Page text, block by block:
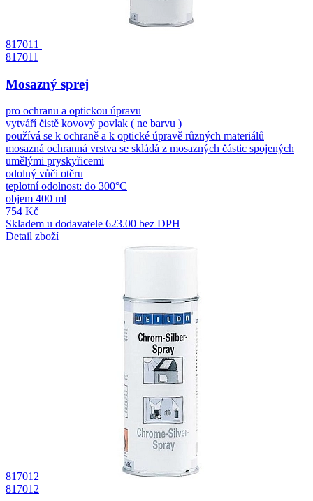
817011
817011
Mosazný sprej
pro ochranu a optickou úpravu
vytváří čistě kovový povlak ( ne barvu )
používá se k ochraně a k optické úpravě různých materiálů
mosazná ochranná vrstva se skládá z mosazných částic spojených
umělými pryskyřicemi
odolný vůči otěru
teplotní odolnost: do 300°C
objem 400 ml
754 Kč
Skladem u dodavatele 623.00 bez DPH
Detail zboží
817012
817012